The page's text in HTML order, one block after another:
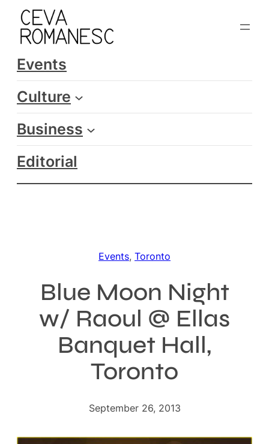
Skip
content
Events
Culture
Business
Editorial
Events, Toronto
Blue Moon Night
w/ Raoul @ Ellas
Banquet Hall,
Toronto
September 26, 2013